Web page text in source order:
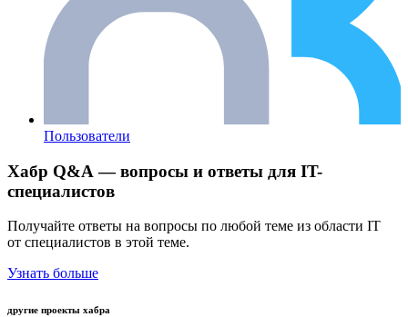
Пользователи
Хабр Q&A — вопросы и ответы для IT-
специалистов
Получайте ответы на вопросы по любой теме из области IT
от специалистов в этой теме.
Узнать больше
другие проекты хабра